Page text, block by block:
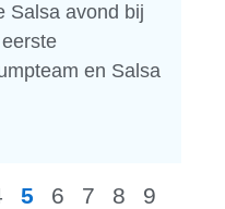
Salsa avond bij
en Salsa
5 6 7 8
9